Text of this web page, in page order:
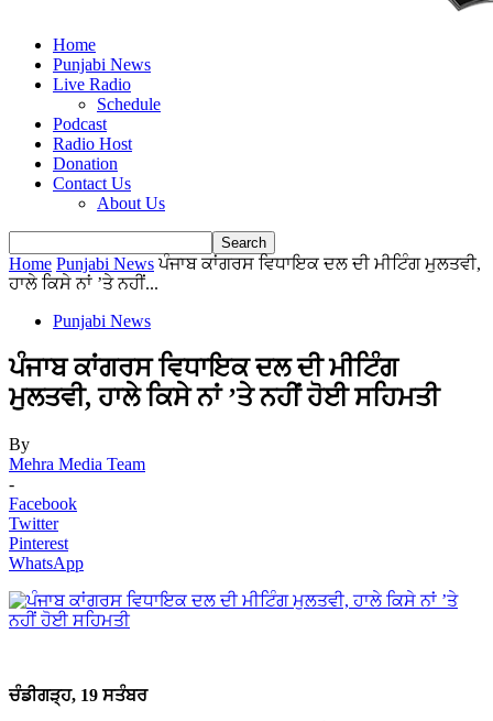
Home
Punjabi News
Live Radio
Schedule
Podcast
Radio Host
Donation
Contact Us
About Us
Home Punjabi News ਪੰਜਾਬ ਕਾਂਗਰਸ ਵਿਧਾਇਕ ਦਲ ਦੀ ਮੀਟਿੰਗ ਮੁਲਤਵੀ,
ਹਾਲੇ ਕਿਸੇ ਨਾਂ ’ਤੇ ਨਹੀਂ...
Punjabi News
ਪੰਜਾਬ ਕਾਂਗਰਸ ਵਿਧਾਇਕ ਦਲ ਦੀ ਮੀਟਿੰਗ
ਮੁਲਤਵੀ, ਹਾਲੇ ਕਿਸੇ ਨਾਂ ’ਤੇ ਨਹੀਂ ਹੋਈ ਸਹਿਮਤੀ
By
Mehra Media Team
-
Facebook
Twitter
Pinterest
WhatsApp
ਚੰਡੀਗੜ੍ਹ, 19 ਸਤੰਬਰ